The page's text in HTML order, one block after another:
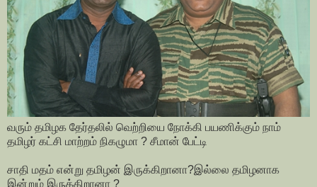
வரும் தமிழக தேர்தலில் வெற்றியை நோக்கி பயணிக்கும் நாம்
தமிழர் கட்சி மாற்றம் நிகழுமா ? சீமான் பேட்டி
சாதி மதம் என்று தமிழன் இருக்கிறானா?இல்லை தமிழனாக
இன்றும் இருக்கிறானா ?